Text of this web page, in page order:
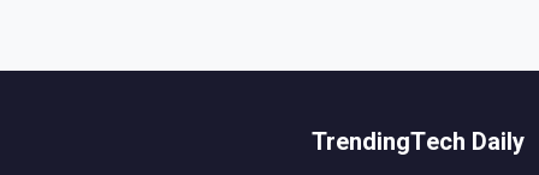
TrendingTech Daily